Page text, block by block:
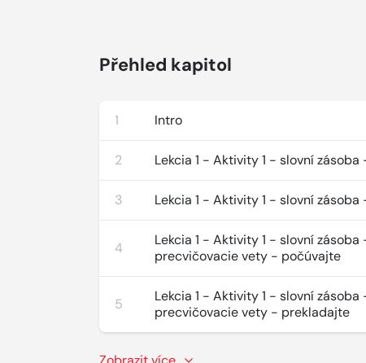
Přehled kapitol
1 Intro
2 Lekcia 1 - Aktivity 1 - slovní
3 Lekcia 1 - Aktivity 1 - slovní
4
Lekcia 1 - Aktivity 1 - slovní zásoba
precvičovacie vety - počúvajte
5
Lekcia 1 - Aktivity 1 - slovní zásoba
precvičovacie vety - prekladajte